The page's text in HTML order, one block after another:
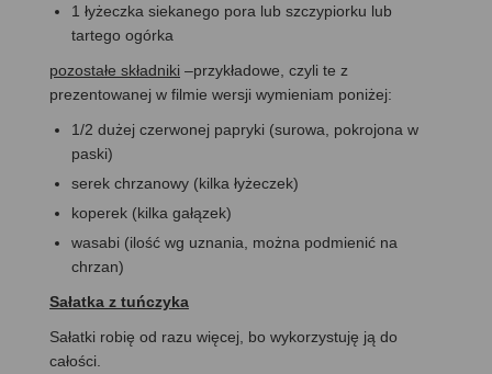
1 łyżeczka siekanego pora lub szczypiorku lub
tartego ogórka
pozostałe składniki –przykładowe, czyli te z
prezentowanej w filmie wersji wymieniam poniżej:
1/2 dużej czerwonej papryki (surowa, pokrojona w
paski)
serek chrzanowy (kilka łyżeczek)
koperek (kilka gałązek)
wasabi (ilość wg uznania, można podmienić na
chrzan)
Sałatka z tuńczyka
Sałatki robię od razu więcej, bo wykorzystuję ją do
całości.